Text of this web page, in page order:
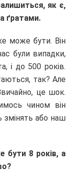
як є,
ґратами.
може бути. Він
були випадки,
і до 500 років.
так? Але
це шок.
чином він
змінять або наш
бути 8 років, а